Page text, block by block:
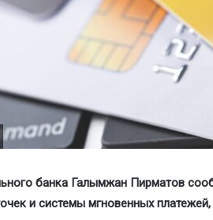
банка Галымжан Пирматов
и системы мгновенных